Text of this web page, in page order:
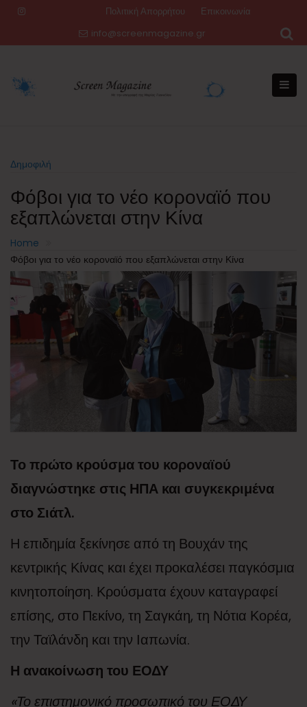
Πολιτική Απορρήτου
Επικοινωνία
info@screenmagazine.gr
Δημοφιλή
Φόβοι για το νέο κοροναϊό που
εξαπλώνεται στην Κίνα
Home
Φόβοι για το νέο κοροναϊό που εξαπλώνεται στην Κίνα
Το πρώτο κρούσμα του κοροναϊού
διαγνώστηκε στις ΗΠΑ και συγκεκριμένα
στο Σιάτλ.
Η επιδημία ξεκίνησε από τη Βουχάν της
κεντρικής Κίνας και έχει προκαλέσει παγκόσμια
κινητοποίηση. Κρούσματα έχουν καταγραφεί
επίσης, στο Πεκίνο, τη Σαγκάη, τη Νότια Κορέα,
την Ταϊλάνδη και την Ιαπωνία.
Η ανακοίνωση του ΕΟΔΥ
«Το επιστημονικό προσωπικό του ΕΟΔΥ